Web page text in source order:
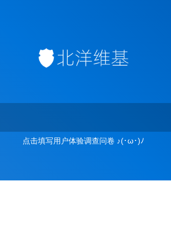
点击填写用户体验调查问卷 ♪(･ω･)ﾉ